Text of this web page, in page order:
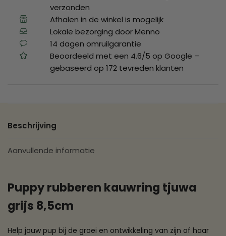
verzonden
Afhalen in de winkel is mogelijk
Lokale bezorging door Menno
14 dagen omruilgarantie
Beoordeeld met een 4.6/5 op Google –
gebaseerd op 172 tevreden klanten
Beschrijving
Aanvullende informatie
Puppy rubberen kauwring tjuwa
grijs 8,5cm
Help jouw pup bij de groei en ontwikkeling van zijn of haar